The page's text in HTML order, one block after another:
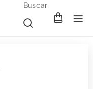
Buscar